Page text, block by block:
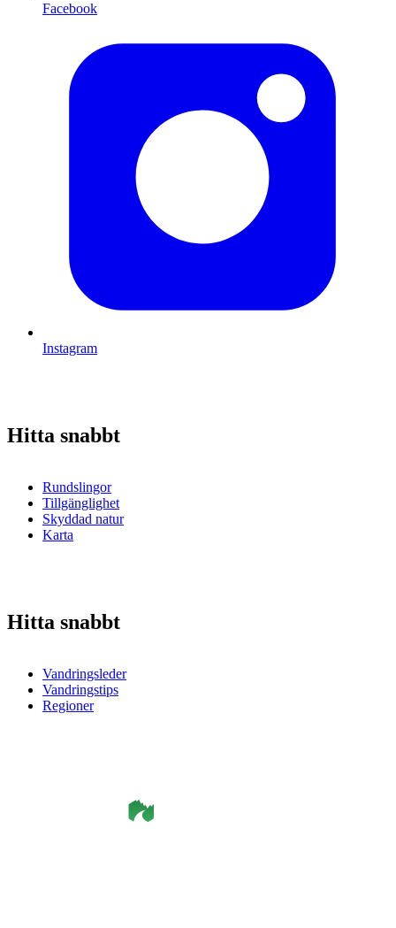
Facebook
Instagram
Hitta snabbt
Rundslingor
Tillgänglighet
Skyddad natur
Karta
Hitta snabbt
Vandringsleder
Vandringstips
Regioner